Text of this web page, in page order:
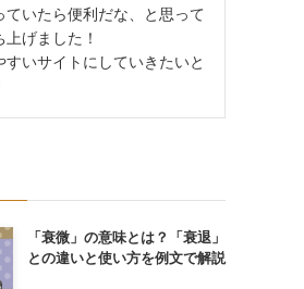
ていたら便利だな、と思って
げました！
すいサイトにしていきたいと
「衰微」の意味とは？「衰退」
との違いと使い方を例文で解説